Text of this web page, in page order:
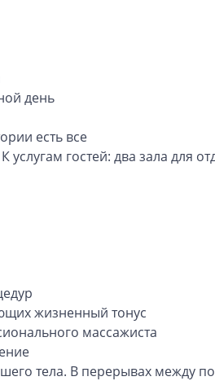
день
есть все
гостей: два зала для
жизненный тонус
массажиста
тела. В перерывах между